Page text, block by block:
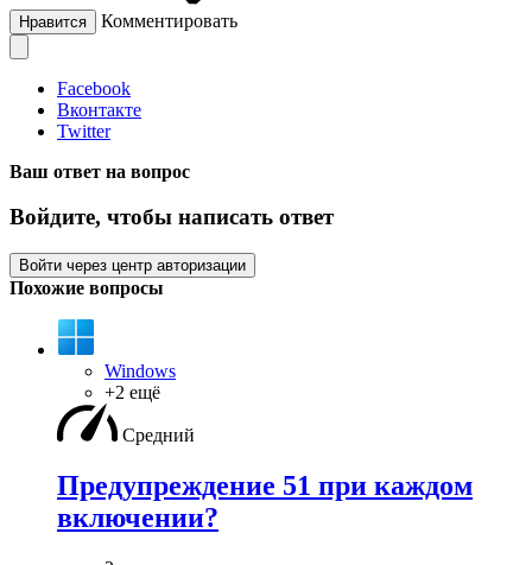
Нравится Комментировать
Facebook
Вконтакте
Twitter
Ваш ответ на вопрос
Войдите, чтобы написать ответ
Войти через центр авторизации
Похожие вопросы
Windows
+2 ещё
Средний
Предупреждение 51 при каждом
включении?